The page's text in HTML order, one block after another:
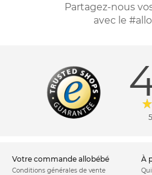
Partagez-nous
avec le
votre commande allobébé
Conditions générales de vente